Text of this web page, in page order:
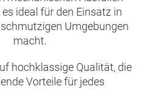
ideal für den Einsatz in
Umgebungen
macht.
hochklassige Qualität, die
Vorteile für jedes